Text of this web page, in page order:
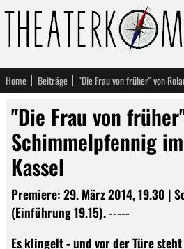
Home Beiträge
"Die Frau von
Schimmelpfennig
Kassel
Premiere: 29. März 2014, 19.30 |
(Einführung 19.15). -----
Es klingelt - und vor der Türe